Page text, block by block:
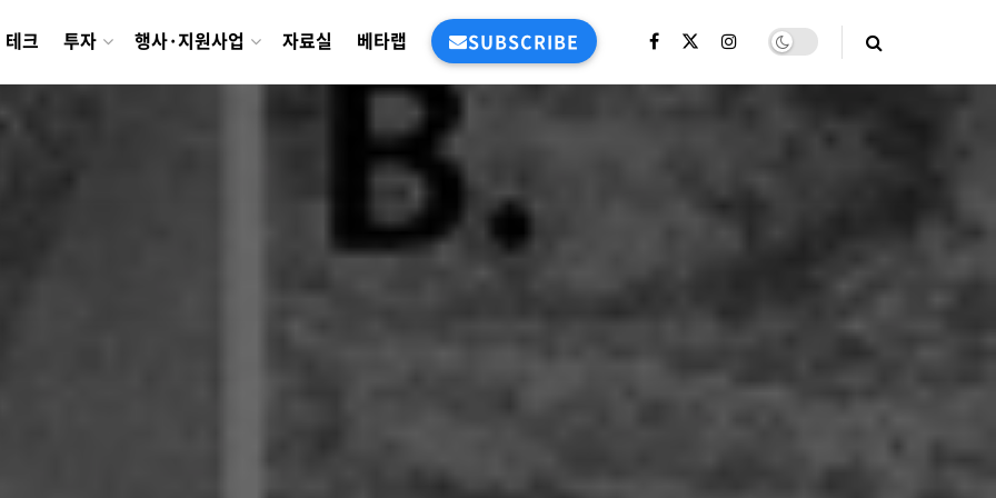
테크 투자 행사·지원사업 자료실 베타랩 SUBSCRIBE